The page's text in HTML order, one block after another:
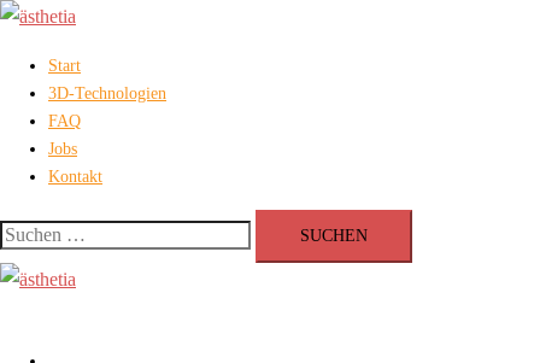
Zum
springen
Start
3D-Technologien
FAQ
Jobs
Kontakt
Suchen
nach: